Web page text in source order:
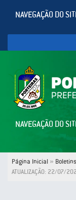
NAVEGAÇÃO DO
NAVEGAÇÃO DO
Página Inicial »
ATUALIZAÇÃO: 22/07/